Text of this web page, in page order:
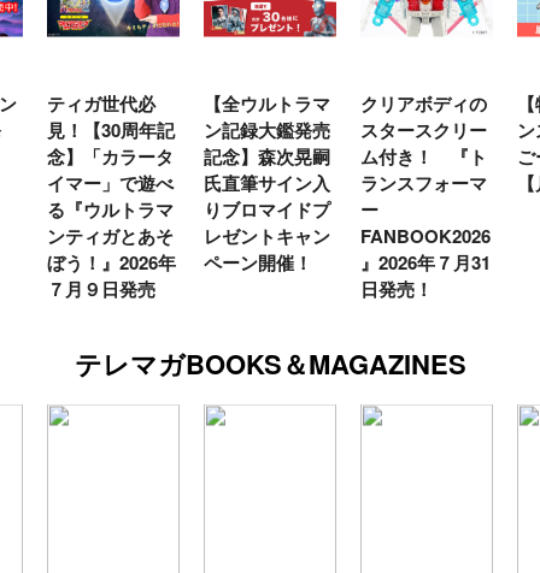
ティガ世代必
見！【30周年記
念】「カラータ
イマー」で遊べ
る『ウルトラマ
ンティガとあそ
ぼう！』2026年
７月９日発売
【全ウルトラマ
ン記録大鑑発売
記念】森次晃嗣
氏直筆サイン入
りブロマイドプ
レゼントキャン
ペーン開催！
クリアボディの
スタースクリー
ム付き！ 『ト
ランスフォーマ
ー
FANBOOK2026
』2026年７月31
日発売！
テレマガBOOKS＆MAGAZINES